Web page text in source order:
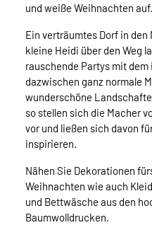
und weiße Weihnachten auf.
Ein verträumtes Dorf in
kleine Heidi über den Weg
rauschende Partys mit
dazwischen ganz normale
wunderschöne
so stellen sich die Macher
vor und ließen sich davon
inspirieren.
Nähen Sie Dekorationen
Weihnachten wie auch
und Bettwäsche aus den
Baumwolldrucken.